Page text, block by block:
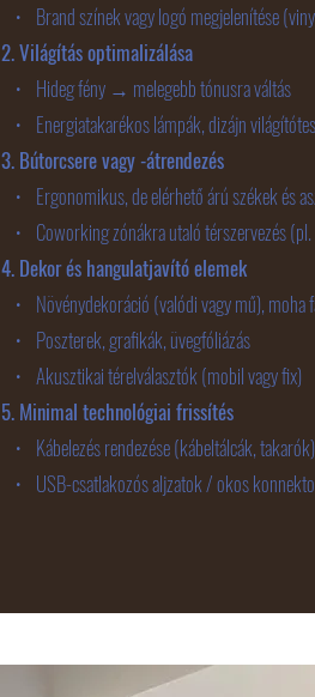
• Brand színek vagy logó megjelenítése
2. Világítás optimalizálása
• Hideg fény → melegebb tónusra váltás
• Energiatakarékos lámpák, dizájn
3. Bútorcsere vagy -átrendezés
• Ergonomikus, de elérhető árú székek és
• Coworking zónákra utaló térszervezés
4. Dekor és hangulatjavító elemek
• Növénydekoráció (valódi vagy mű), moha
• Poszterek, grafikák, üvegfóliázás
• Akusztikai térelválasztók (mobil vagy fix)
5. Minimal technológiai frissítés
• Kábelezés rendezése (kábeltálcák, takarók)
• USB-csatlakozós aljzatok / okos